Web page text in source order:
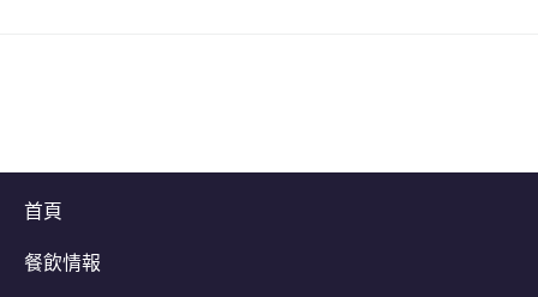
首頁
餐飲情報